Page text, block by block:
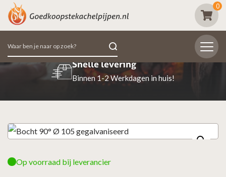
0
Zoeken
naar:
Beoordeeld met een 9.7
98% van de klanten beoordeeld ons
Op voorraad bij leverancier